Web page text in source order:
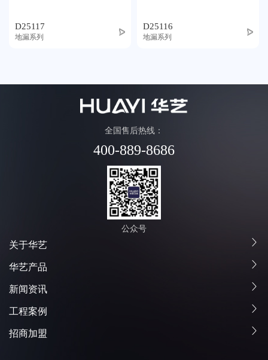
D25117
地漏系列
D25116
地漏系列
全国售后热线：
400-889-8686
公众号
关于华艺
华艺产品
新闻资讯
工程案例
招商加盟